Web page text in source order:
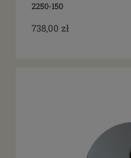
2250-150
738,00 zł